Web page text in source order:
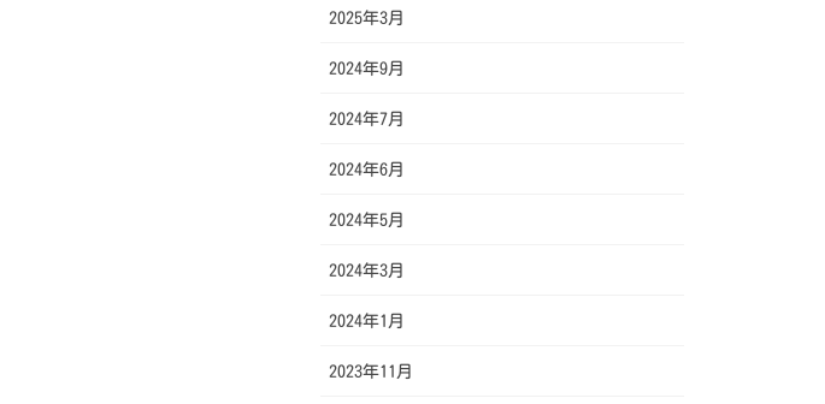
2025年3月
2024年9月
2024年7月
2024年6月
2024年5月
2024年3月
2024年1月
2023年11月